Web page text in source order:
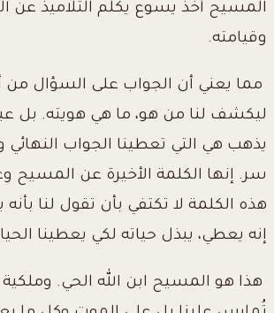
المسيح أخذ يسوع يكلم التلاميذ عن
وقيامته.
مما يعني أن الجواب على السؤال من
ليكشف لنا من هو، ما هي هويته. بل
يذهب هي التي تعطينا الجواب النهائي
سر. إنها الكلمة الأخيرة عن المسيح
هذه الكلمة لا تكتفي بأن تقول لنا
إنه يعطي، يبذل حياته لكي يعطينا
هذا هو المسيح ابن الله الحي.